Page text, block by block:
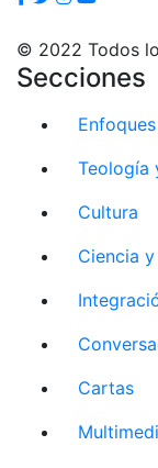
© 2022 Todos
Secciones
Teología
Cultura
Ciencia
Cartas